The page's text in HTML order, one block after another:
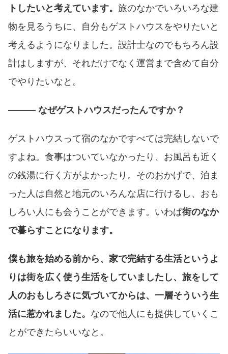
トしたいと考えています。 旅のなかでいろいろな建
物を見るうちに、自分もゲストハウスをやりたいと
考えるようになりました。設計士なのでもちろん設
計はしますが、それだけでなく運営まで含めて自分
でやりたいなと。
――― なぜゲストハウスだったんですか？
ゲストハウスって宿のなかですべては完結しないで
すよね。食事はついていなかったり、お風呂も近く
の銭湯に行く方がよかったり。そのおかげで、泊ま
った人は自然と地元のいろんな店に行けるし、おも
しろい人にも会うことができます。いわば街のなか
で暮らすことになります。
僕も旅を始める前から、家で完結する生活というよ
りは街を広く使う生活をしていましたし、旅をして
人のおもしろさに気づいてからは、一層そういう生
活に惹かれました。 なので他人にも提供していくこ
とができたらいいなと。